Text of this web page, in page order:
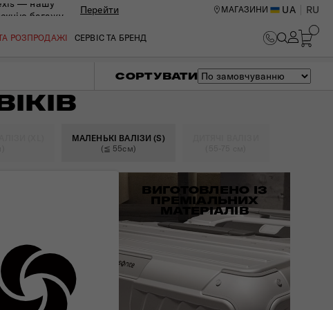
— нашу
багажу
Перейти МАГАЗИНИ UA RU
РОЗПРОДАЖІ СЕРВІС ТА БРЕНД
ЦЕНТР В КИЄВІ
СОРТУВАТИ
МАЛЕНЬКІ ВАЛІЗИ (S)
(≦ 55см)
ВИГОТОВЛЕНО ІЗ
ПРЕМІАЛЬНИХ
МАТЕРІАЛІВ